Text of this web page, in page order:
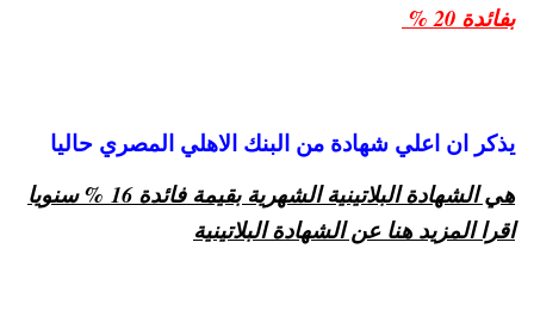
بفائدة 20 %
يذكر ان اعلي شهادة من البنك الاهلي المصري حاليا
هي الشهادة البلاتينية الشهرية بقيمة فائدة 16 % سنويا
اقرا المزيد هنا عن الشهادة البلاتينية